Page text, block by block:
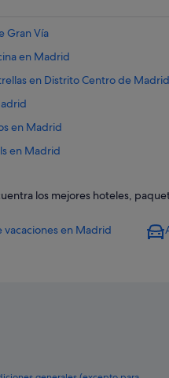
Gran Vía
en Madrid
en Distrito Centro de Madrid
en Madrid
en Madrid
en Distrito Centro de Madrid
en Madrid
los mejores hoteles,
vacaciones en Madrid